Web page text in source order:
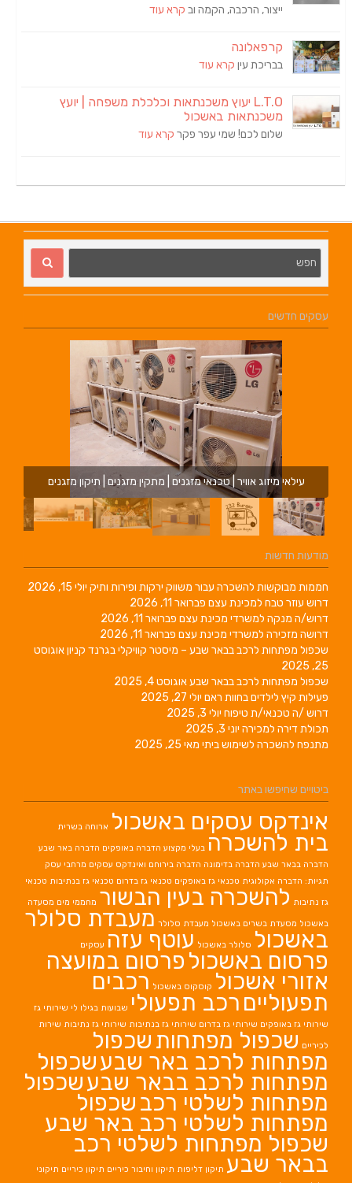
ייצור, הרכבה, הקמה וב קרא עוד
קרפאלונה
בבריכת עין קרא עוד
L.T.O יעוץ משכנתאות וכלכלת משפחה | יועץ
משכנתאות באשכול
שלום לכם! שמי עפר פקר קרא עוד
עסקים חדשים
עילאי מיזוג אוויר | טכנאי מזגנים | מתקין מזגנים | תיקון מזגנים
מודעות חדשות
חממות מבוקשות להשכרה עבור משווק ירקות ופירות ותיק יולי 15, 2026
דרוש עוזר טבח למכינת עצם פברואר 11, 2026
דרוש/ה מנקה למשרדי מכינת עצם פברואר 11, 2026
דרושה מזכירה למשרדי מכינת עצם פברואר 11, 2026
שכפול מפתחות לרכב בבאר שבע – מיסטר קוויקלי בגרנד קניוןאוגוסט
25, 2025
שכפול מפתחות לרכב בבאר שבעאוגוסט 4, 2025
פעילות קיץ לילדים בחוות ראם יולי 27, 2025
דרוש /ה טכנאי/ת טיפוח יולי 3, 2025
תכולת דירה למכירה יוני 3, 2025
מתנפח להשכרה לשימוש ביתי מאי 25, 2025
ביטויים שחיפשו באתר
אינדקס עסקים באשכול ארוחה בשרית
בית להשכרה בעלי מקצוע הדברה באופקים הדברה באר שבע
הדברה בבאר שבע הדברה בדימונה הדברה בירוחם ואינדקס עסקים מרחבי עסק
תגיות: הדברה אקולוגית טכנאי גז באופקים טכנאי גז בדרום טכנאי גז בנתיבות טכנאי
גז נתיבות להשכרה בעין הבשור מחממי מים מסעדה
באשכול מסעדת בשרים באשכול מעבדת סלולר מעבדת סלולר
באשכול סלולר באשכול עוטף עזה עסקים
פרסום באשכול פרסום במועצה
אזורי אשכול קוסקוס באשכול רכבים
תפעוליים רכב תפעולי שבועות בגילו לי שירותי גז
שירותי גז באופקים שירותי גז בדרום שירותי גז בנתיבות שירותי גז נתיבות שירות
לכיריים שכפול מפתחות שכפול
מפתחות לרכב באר שבעשכפול
מפתחות לרכב בבאר שבעשכפול
מפתחות לשלטי רכב שכפול
מפתחות לשלטי רכב באר שבע
שכפול מפתחות לשלטי רכב
בבאר שבע תיקון דליפות תיקון וחיבור כיריים תיקון כיריים תיקוני